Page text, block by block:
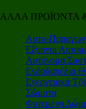
ΑΛΛΑ ΠΡΟΪΟΝΤΑ
Αυτο-
Εξυπνοι
Αυτόνομα
Ενδοδαπέδια
Ενεργειακά
Σώματα
Φυτεμένα